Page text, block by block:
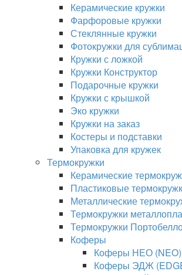
Керамические кружки
Фарфоровые кружки
Стеклянные кружки
Фотокружки для
Кружки с ложкой
Кружки Конструктор
Подарочные кружки
Кружки с крышкой
Эко кружки
Кружки на заказ
Костеры и подставки
Упаковка для кружек
Термокружки
Керамические
Пластиковые
Металлические
Термокружки
Термокружки
Коферы
Коферы НЕО (NEO)
Коферы ЭДЖ